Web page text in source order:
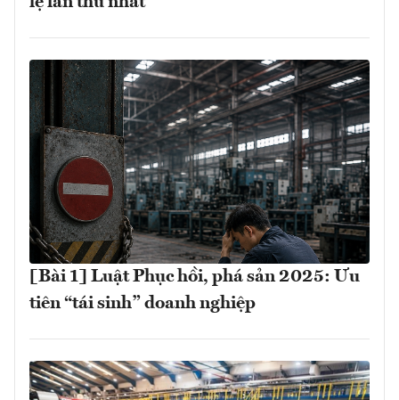
[Bài 1] Luật Phục hồi, phá sản 2025: Ưu
tiên “tái sinh” doanh nghiệp